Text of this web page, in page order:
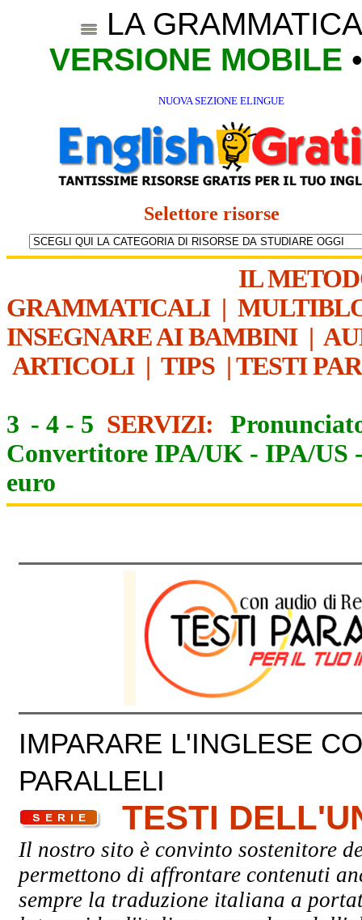
LA
VERSIONE MOBILE
NUOVA SEZIONE ELINGUE
Selettore risorse
IL
GRAMMATICALI|
INSEGNARE AI BAMBINI|
ARTICOLI| TIPS | TESTI
3 - 4 - 5 SERVIZI:
Convertitore IPA/UK - IPA/US
euro
IMPARARE L'INGLESE
PARALLELI
TESTI
Il nostro sito è convinto sostenitore
permettono di affrontare contenuti
sempre la traduzione italiana a